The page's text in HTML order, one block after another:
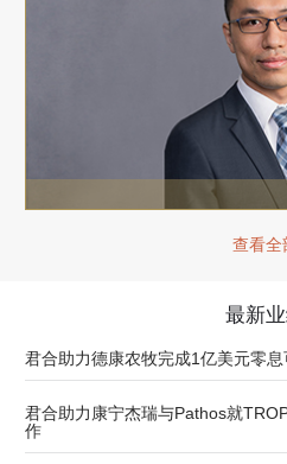
查看全
最新
君合助力德康农牧完成1亿美元零
君合助力康宁杰瑞与Pathos就
作